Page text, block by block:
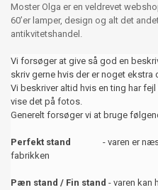
Moster Olga er en veldrevet
60’er lamper, design og alt det
antikvitetshandel.
Vi forsøger at give så god en
skriv gerne hvis der er noget ekstra
Vi beskriver altid hvis en ting har
vise det på fotos.
Generelt forsøger vi at bruge
Perfekt stand - varen er
fabrikken
Pæn stand / Fin stand - varen kan